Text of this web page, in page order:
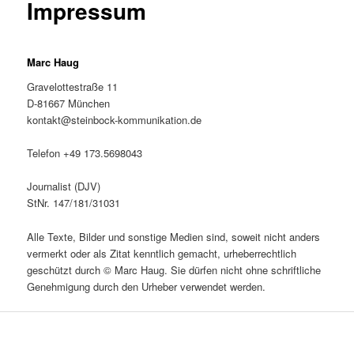
Impressum
Marc Haug
Gravelottestraße 11
D-81667 München
kontakt@steinbock-kommunikation.de
Telefon +49 173.5698043
Journalist (DJV)
StNr. 147/181/31031
Alle Texte, Bilder und sonstige Medien sind, soweit nicht anders
vermerkt oder als Zitat kenntlich gemacht, urheberrechtlich
geschützt durch © Marc Haug. Sie dürfen nicht ohne schriftliche
Genehmigung durch den Urheber verwendet werden.